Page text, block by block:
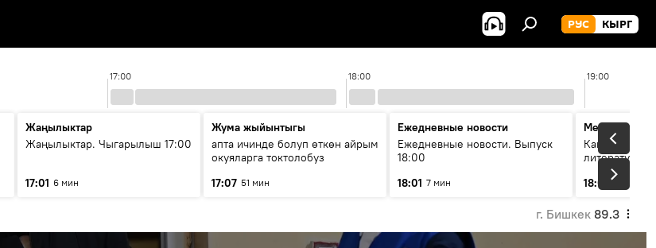
РУС КЫРГ
17:00 18:00 19:00
Жаңылыктар
Жаңылыктар. Чыгарылыш 17:00
17:01 6 мин
Жума жыйынтыгы
апта ичинде болуп өткөн айрым
окуяларга токтолобуз
17:07 51 мин
Ежедневные новости
Ежедневные новости. Выпуск
18:00
18:01 7 мин
Между строк
Как кошки
литературу
18:08
г. Бишкек 89.3